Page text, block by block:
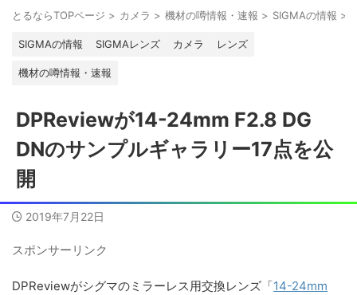
とるならTOPページ > カメラ > 機材の噂情報・速報 > SIGMAの情報 >
SIGMAの情報 SIGMAレンズ カメラ レンズ
機材の噂情報・速報
DPReviewが14-24mm F2.8 DG
DNのサンプルギャラリー17点を公
開
2019年7月22日
スポンサーリンク